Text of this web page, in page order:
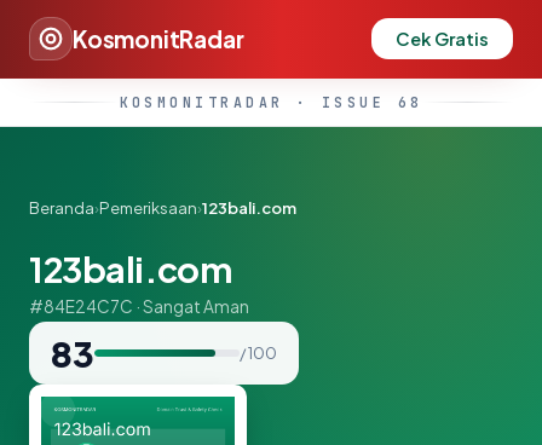
KosmonitRadar Cek Gratis
KOSMONITRADAR · ISSUE 68
Beranda›Pemeriksaan›123bali.com
123bali.com
#84E24C7C · Sangat Aman
83 / 100